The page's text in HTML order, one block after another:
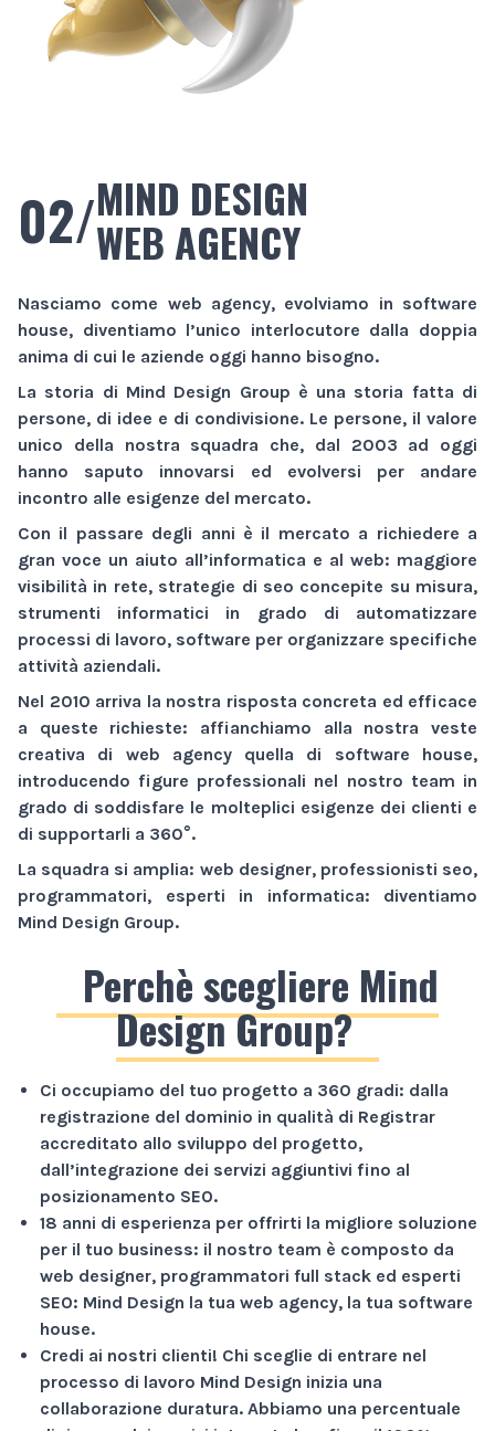
02/MIND DESIGN
WEB AGENCY
Nasciamo come web agency, evolviamo in software
house, diventiamo l’unico interlocutore dalla doppia
anima di cui le aziende oggi hanno bisogno.
La storia di Mind Design Group è una storia fatta di
persone, di idee e di condivisione. Le persone, il valore
unico della nostra squadra che, dal 2003 ad oggi
hanno saputo innovarsi ed evolversi per andare
incontro alle esigenze del mercato.
Con il passare degli anni è il mercato a richiedere a
gran voce un aiuto all’informatica e al web: maggiore
visibilità in rete, strategie di seo concepite su misura,
strumenti informatici in grado di automatizzare
processi di lavoro, software per organizzare specifiche
attività aziendali.
Nel 2010 arriva la nostra risposta concreta ed efficace
a queste richieste: affianchiamo alla nostra veste
creativa di web agencyquella di software house,
introducendo figure professionali nel nostro team in
grado di soddisfare le molteplici esigenze dei clienti e
di supportarli a 360°.
La squadra si amplia: web designer, professionisti seo,
programmatori, esperti in informatica: diventiamo
Mind Design Group.
Perchè scegliere Mind
Design Group?
Ci occupiamo del tuo progetto a 360 gradi: dalla
registrazione del dominio in qualità di Registrar
accreditato allo sviluppo del progetto,
dall’integrazione dei servizi aggiuntivi fino al
posizionamento SEO.
18 anni di esperienza per offrirti la migliore soluzione
per il tuo business: il nostro team è composto da
web designer, programmatori full stack ed esperti
SEO: Mind Design la tua web agency, la tua software
house.
Credi ai nostri clienti! Chi sceglie di entrare nel
processo di lavoro Mind Design inizia una
collaborazione duratura. Abbiamo una percentuale